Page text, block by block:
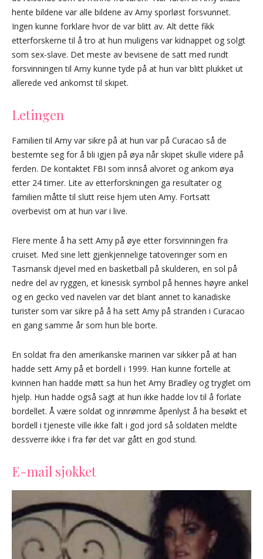
hente bildene var alle bildene av Amy sporløst forsvunnet.
Ingen kunne forklare hvor de var blitt av. Alt dette fikk
etterforskerne til å tro at hun muligens var kidnappet og solgt
som sex-slave. Det meste av bevisene de satt med rundt
forsvinningen til Amy kunne tyde på at hun var blitt plukket ut
allerede ved ankomst til skipet.
Letingen
Familien til Amy var sikre på at hun var på Curacao så de
bestemte seg for å bli igjen på øya når skipet skulle videre på
ferden. De kontaktet FBI som innså alvoret og ankom øya
etter 24 timer. Lite av etterforskningen ga resultater og
familien måtte til slutt reise hjem uten Amy. Fortsatt
overbevist om at hun var i live.
Flere mente å ha sett Amy på øye etter forsvinningen fra
cruiset. Med sine lett gjenkjennelige tatoveringer som en
Tasmansk djevel med en basketball på skulderen, en sol på
nedre del av ryggen, et kinesisk symbol på hennes høyre ankel
og en gecko ved navelen var det blant annet to kanadiske
turister som var sikre på å ha sett Amy på stranden i Curacao
en gang samme år som hun ble borte.
En soldat fra den amerikanske marinen var sikker på at han
hadde sett Amy på et bordell i 1999. Han kunne fortelle at
kvinnen han hadde møtt sa hun het Amy Bradley og tryglet om
hjelp. Hun hadde også sagt at hun ikke hadde lov til å forlate
bordellet. Å være soldat og innrømme åpenlyst å ha besøkt et
bordell i tjeneste ville ikke falt i god jord så soldaten meldte
dessverre ikke i fra før det var gått en god stund.
E-mail sjokket